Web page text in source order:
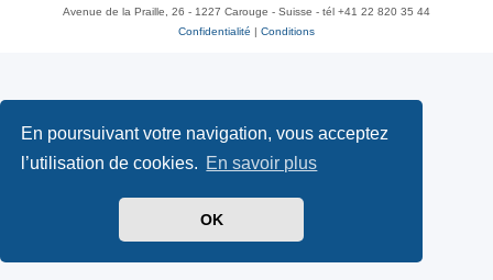
En poursuivant votre navigation, vous acceptez
l’utilisation de cookies. En savoir plus
OK
Avenue de la Praille, 26 - 1227 Carouge - Suisse - tél +41 22 820 35 44
Confidentialité
Conditions